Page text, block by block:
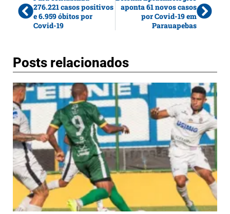
276.221 casos positivos
e 6.959 óbitos por
Covid-19
aponta 61 novos casos
por Covid-19 em
Parauapebas
Posts relacionados